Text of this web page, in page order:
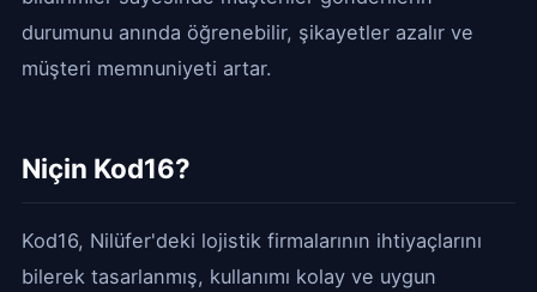
durumunu anında öğrenebilir, şikayetler azalır ve
müşteri memnuniyeti artar.
Niçin Kod16?
Kod16, Nilüfer'deki lojistik firmalarının ihtiyaçlarını
bilerek tasarlanmış, kullanımı kolay ve uygun